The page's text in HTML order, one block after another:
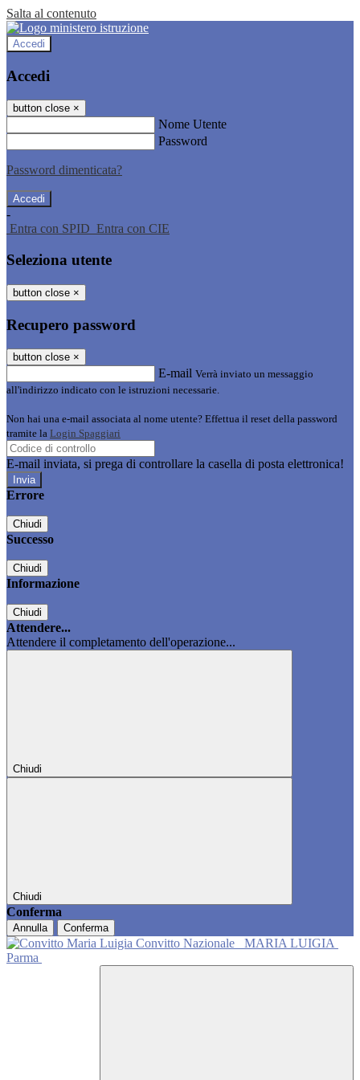
Salta al contenuto
Accedi
Accedi
button close ×
Nome Utente
Password
Password dimenticata?
-
Entra con SPID Entra con CIE
Seleziona utente
button close ×
Recupero password
button close ×
E-mail Verrà inviato un messaggio
all'indirizzo indicato con le istruzioni necessarie.
Non hai una e-mail associata al nome utente? Effettua il reset della password
tramite la Login Spaggiari
E-mail inviata, si prega di controllare la casella di posta elettronica!
Errore
Chiudi
Successo
Chiudi
Informazione
Chiudi
Attendere...
Attendere il completamento dell'operazione...
Chiudi
Chiudi
Conferma
Annulla Conferma
Convitto Nazionale
MARIA LUIGIA
Parma